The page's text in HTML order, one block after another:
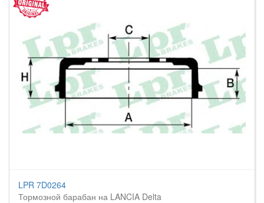
LPR 7D0264
Тормозной барабан на LANCIA Delta